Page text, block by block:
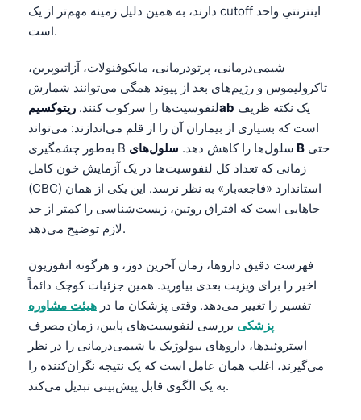
دارند، به همین دلیل زمینه مهم‌تر از یک cutoff اینترنتیِ واحد
است.
شیمی‌درمانی، پرتودرمانی، مایکوفنولات، آزاتیوپرین،
تاکرولیموس و رژیم‌های بعد از پیوند همگی می‌توانند شمارش
لنفوسیت‌ها را سرکوب کنند.ریتوکسیمab
است که بسیاری از بیماران آن را از قلم می‌اندازند: می‌تواند
به‌طور چشمگیری B سلول‌ها را کاهش دهد. سلول‌های B
زمانی که تعداد کل لنفوسیت‌ها در یک آزمایش خون کامل
(CBC) استاندارد «فاجعه‌بار» به نظر نرسد. این یکی از همان
جاهایی است که افتراق روتین، زیست‌شناسی را کمتر از حد
لازم توضیح می‌دهد.
فهرست دقیق داروها، زمان آخرین دوز، و هرگونه انفوزیون
اخیر را برای ویزیت بعدی بیاورید. همین جزئیات کوچک دائماً
تفسیر را تغییر می‌دهد. وقتی پزشکان ما در هیئت مشاوره
پزشکی بررسی لنفوسیت‌های پایین، زمان مصرف
استروئیدها، داروهای بیولوژیک یا شیمی‌درمانی را در نظر
می‌گیرند، اغلب همان عامل است که یک نتیجه نگران‌کننده را
به یک الگوی قابل پیش‌بینی تبدیل می‌کند.